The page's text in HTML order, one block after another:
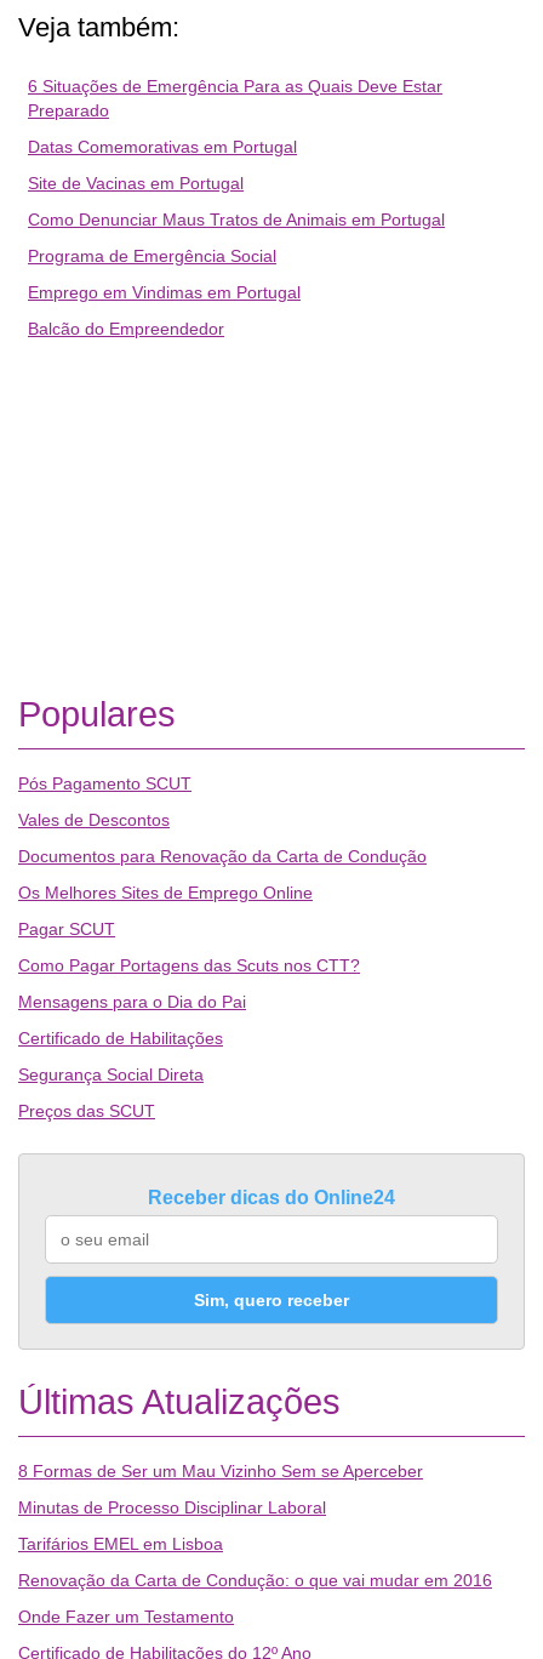
Veja também:
6 Situações de Emergência Para as Quais Deve Estar
Preparado
Datas Comemorativas em Portugal
Site de Vacinas em Portugal
Como Denunciar Maus Tratos de Animais em Portugal
Programa de Emergência Social
Emprego em Vindimas em Portugal
Balcão do Empreendedor
Populares
Pós Pagamento SCUT
Vales de Descontos
Documentos para Renovação da Carta de Condução
Os Melhores Sites de Emprego Online
Pagar SCUT
Como Pagar Portagens das Scuts nos CTT?
Mensagens para o Dia do Pai
Certificado de Habilitações
Segurança Social Direta
Preços das SCUT
Receber dicas do Online24
Sim, quero receber
Últimas Atualizações
8 Formas de Ser um Mau Vizinho Sem se Aperceber
Minutas de Processo Disciplinar Laboral
Tarifários EMEL em Lisboa
Renovação da Carta de Condução: o que vai mudar em 2016
Onde Fazer um Testamento
Certificado de Habilitações do 12º Ano